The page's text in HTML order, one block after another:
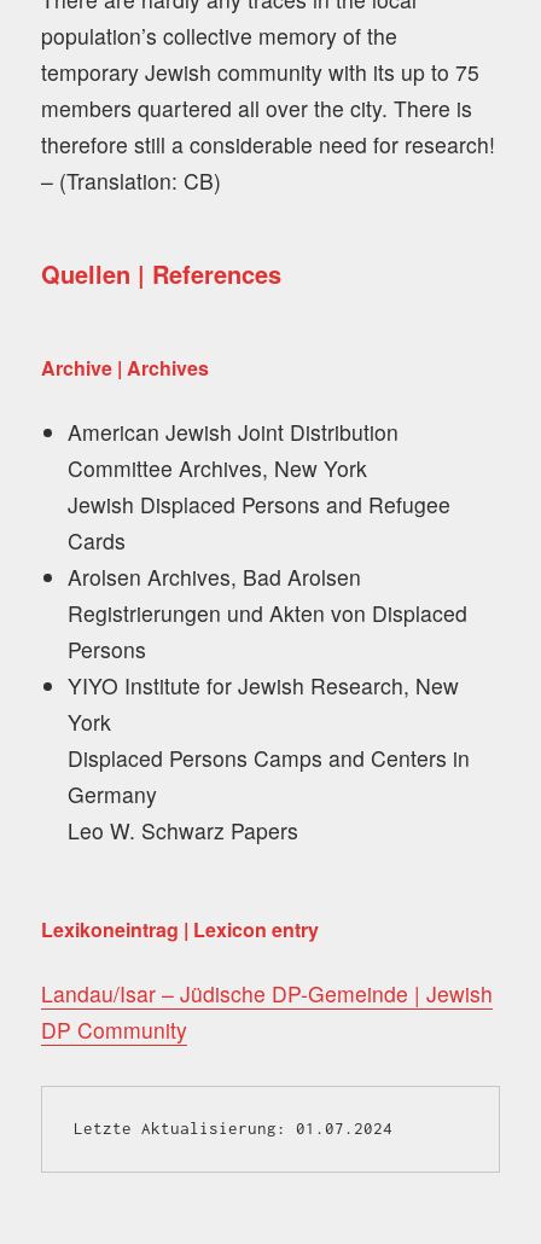
population’s collective memory of the
temporary Jewish community with its up to 75
members quartered all over the city. There is
therefore still a considerable need for research!
– (Translation: CB)
Quellen | References
Archive | Archives
American Jewish Joint Distribution
Committee Archives, New York
Jewish Displaced Persons and Refugee
Cards
Arolsen Archives, Bad Arolsen
Registrierungen und Akten von Displaced
Persons
YIYO Institute for Jewish Research, New
York
Displaced Persons Camps and Centers in
Germany
Leo W. Schwarz Papers
Lexikoneintrag | Lexicon entry
Landau/Isar – Jüdische DP-Gemeinde | Jewish
DP Community
Letzte Aktualisierung: 01.07.2024